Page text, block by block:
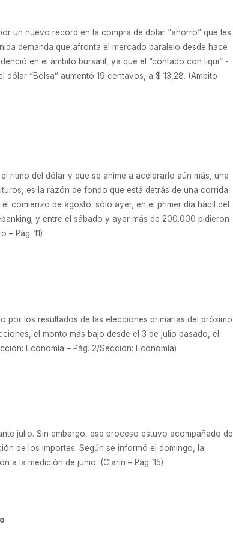
un nuevo récord en la compra de dólar “ahorro” que les
demanda que afronta el mercado paralelo desde hace
en el ámbito bursátil, ya que el “contado con liqui” -
“Bolsa” aumentó 19 centavos, a $ 13,28. (Ambito
ritmo del dólar y que se anime a acelerarlo aún más, una
es la razón de fondo que está detrás de una corrida
comienzo de agosto: sólo ayer, en el primer día hábil del
y entre el sábado y ayer más de 200.000 pidieron
– Pág. 11)
por los resultados de las elecciones primarias del próximo
el monto más bajo desde el 3 de julio pasado, el
Economía – Pág. 2/Sección: Economía)
julio. Sin embargo, ese proceso estuvo acompañado de
de los importes. Según se informó el domingo, la
a la medición de junio. (Clarín – Pág. 15)